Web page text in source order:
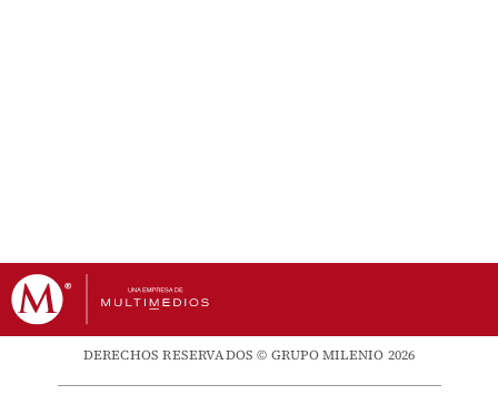
DERECHOS RESERVADOS © GRUPO MILENIO 2026